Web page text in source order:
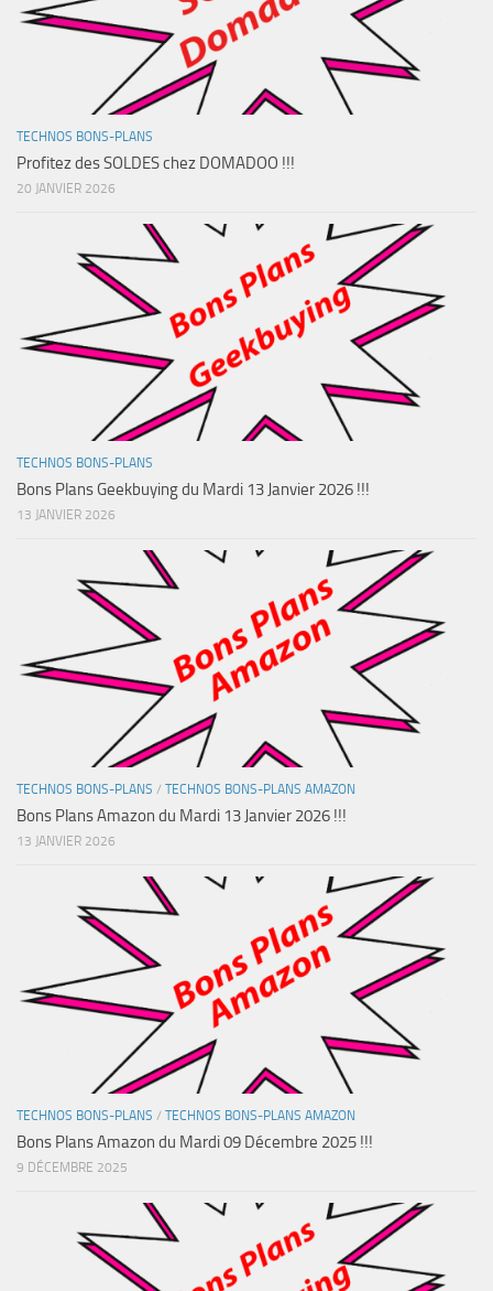
TECHNOS BONS-PLANS
Profitez des SOLDES chez DOMADOO !!!
20 JANVIER 2026
TECHNOS BONS-PLANS
Bons Plans Geekbuying du Mardi 13 Janvier 2026 !!!
13 JANVIER 2026
TECHNOS BONS-PLANS / TECHNOS BONS-PLANS AMAZON
Bons Plans Amazon du Mardi 13 Janvier 2026 !!!
13 JANVIER 2026
TECHNOS BONS-PLANS / TECHNOS BONS-PLANS AMAZON
Bons Plans Amazon du Mardi 09 Décembre 2025 !!!
9 DÉCEMBRE 2025